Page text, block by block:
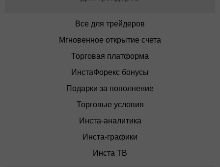
Все для трейдеров
Мгновенное открытие счета
Торговая платформа
ИнстаФорекс бонусы
Подарки за пополнение
Торговые условия
Инста-аналитика
Инста-графики
Инста ТВ